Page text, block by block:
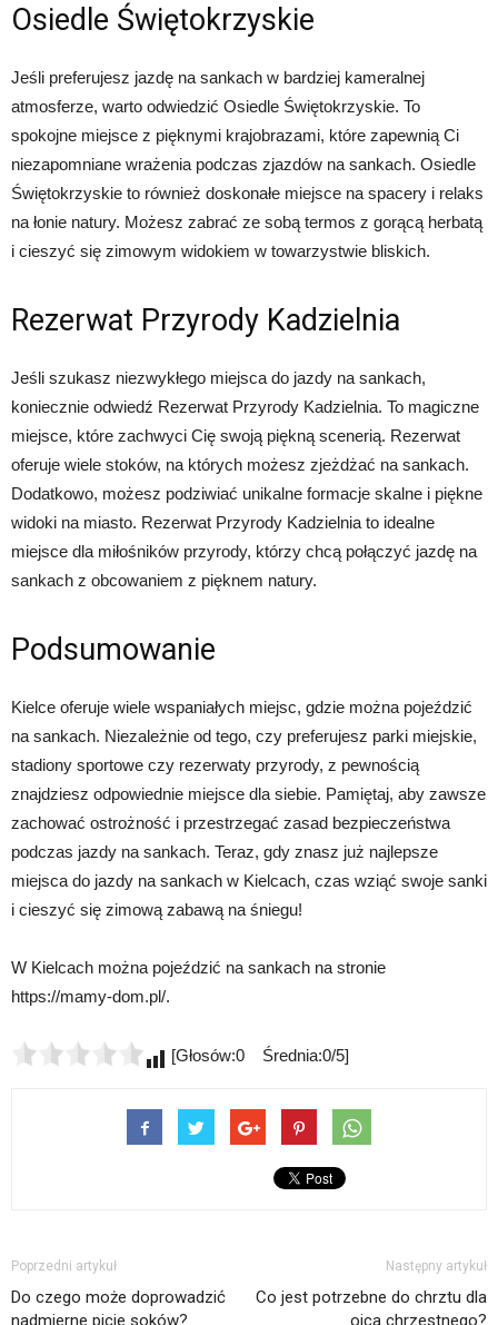
Osiedle Świętokrzyskie
Jeśli preferujesz jazdę na sankach w bardziej kameralnej
atmosferze, warto odwiedzić Osiedle Świętokrzyskie. To
spokojne miejsce z pięknymi krajobrazami, które zapewnią Ci
niezapomniane wrażenia podczas zjazdów na sankach. Osiedle
Świętokrzyskie to również doskonałe miejsce na spacery i relaks
na łonie natury. Możesz zabrać ze sobą termos z gorącą herbatą
i cieszyć się zimowym widokiem w towarzystwie bliskich.
Rezerwat Przyrody Kadzielnia
Jeśli szukasz niezwykłego miejsca do jazdy na sankach,
koniecznie odwiedź Rezerwat Przyrody Kadzielnia. To magiczne
miejsce, które zachwyci Cię swoją piękną scenerią. Rezerwat
oferuje wiele stoków, na których możesz zjeżdżać na sankach.
Dodatkowo, możesz podziwiać unikalne formacje skalne i piękne
widoki na miasto. Rezerwat Przyrody Kadzielnia to idealne
miejsce dla miłośników przyrody, którzy chcą połączyć jazdę na
sankach z obcowaniem z pięknem natury.
Podsumowanie
Kielce oferuje wiele wspaniałych miejsc, gdzie można pojeździć
na sankach. Niezależnie od tego, czy preferujesz parki miejskie,
stadiony sportowe czy rezerwaty przyrody, z pewnością
znajdziesz odpowiednie miejsce dla siebie. Pamiętaj, aby zawsze
zachować ostrożność i przestrzegać zasad bezpieczeństwa
podczas jazdy na sankach. Teraz, gdy znasz już najlepsze
miejsca do jazdy na sankach w Kielcach, czas wziąć swoje sanki
i cieszyć się zimową zabawą na śniegu!
W Kielcach można pojeździć na sankach na stronie
https://mamy-dom.pl/.
[Głosów:0 Średnia:0/5]
Poprzedni artykuł
Do czego może doprowadzić
nadmierne picie soków?
Następny artykuł
Co jest potrzebne do chrztu dla
ojca chrzestnego?